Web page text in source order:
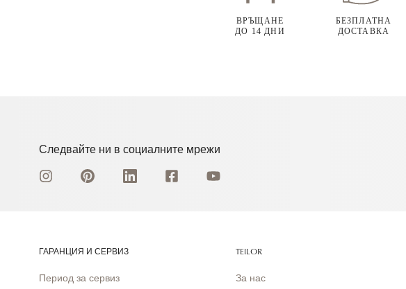
ВРЪЩАНЕ
ДО 14 ДНИ
БЕЗПЛАТНА
ДОСТАВКА
Следвайте ни в социалните мрежи
ГАРАНЦИЯ И СЕРВИЗ
Период за сервиз
TEILOR
За нас